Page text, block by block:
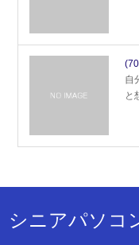
自
と
シニアパソコ